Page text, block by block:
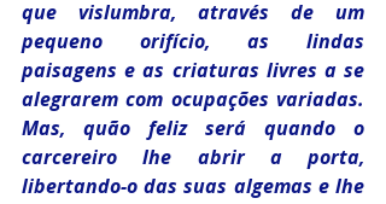
que vislumbra, através de um
pequeno orifício, as lindas
paisagens e as criaturas livres a se
alegrarem com ocupações variadas.
Mas, quão feliz será quando o
carcereiro lhe abrir a porta,
libertando-o das suas algemas e lhe